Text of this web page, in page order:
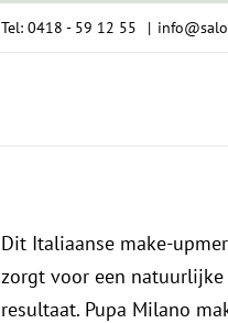
Tel: 0418 - 59 12 55 |
Dit Italiaanse make-
zorgt voor een
resultaat. Pupa Milano